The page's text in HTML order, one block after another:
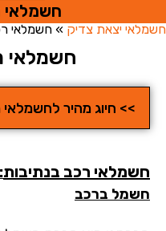
חשמלאי
יצאת צדיק »חשמלאי רכב
חשמלאי
>> חיוג מהיר לחשמלאי רכב
רכב בנתיבות:
ברכב